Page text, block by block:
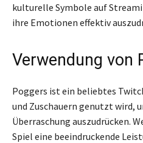
kulturelle Symbole auf
ihre Emotionen effektiv
Verwendung von
Poggers ist ein beliebtes
und Zuschauern genutzt wird,
Überraschung auszudrücken.
Spiel eine beeindruckende